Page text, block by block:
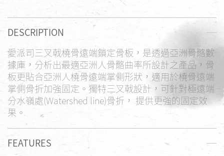
DESCRIPTION
愛派司三叉戟橈骨遠端鎖定骨板，是透過亞洲骨骼數
據庫，分析出最適亞洲人骨骼曲率所設計之產品，骨
板更貼合亞洲人橈骨遠端掌側形狀，適用於橈骨遠端
掌側骨折加強固定。獨特三叉戟設計，可針對極遠端
分水嶺處(Watershed line)骨折， 提供更強的固定效
果。
FEATURES